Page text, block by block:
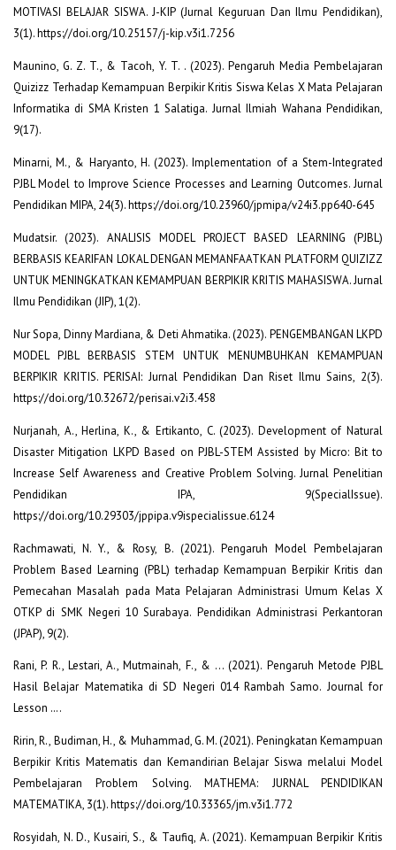
MOTIVASI BELAJAR SISWA. J-KIP (Jurnal Keguruan Dan Ilmu Pendidikan),
3(1). https://doi.org/10.25157/j-kip.v3i1.7256
Maunino, G. Z. T., & Tacoh, Y. T. . (2023). Pengaruh Media Pembelajaran
Quizizz Terhadap Kemampuan Berpikir Kritis Siswa Kelas X Mata Pelajaran
Informatika di SMA Kristen 1 Salatiga. Jurnal Ilmiah Wahana Pendidikan,
9(17).
Minarni, M., & Haryanto, H. (2023). Implementation of a Stem-Integrated
PJBL Model to Improve Science Processes and Learning Outcomes. Jurnal
Pendidikan MIPA, 24(3). https://doi.org/10.23960/jpmipa/v24i3.pp640-645
Mudatsir. (2023). ANALISIS MODEL PROJECT BASED LEARNING (PJBL)
BERBASIS KEARIFAN LOKAL DENGAN MEMANFAATKAN PLATFORM QUIZIZZ
UNTUK MENINGKATKAN KEMAMPUAN BERPIKIR KRITIS MAHASISWA. Jurnal
Ilmu Pendidikan (JIP), 1(2).
Nur Sopa, Dinny Mardiana, & Deti Ahmatika. (2023). PENGEMBANGAN LKPD
MODEL PJBL BERBASIS STEM UNTUK MENUMBUHKAN KEMAMPUAN
BERPIKIR KRITIS. PERISAI: Jurnal Pendidikan Dan Riset Ilmu Sains, 2(3).
https://doi.org/10.32672/perisai.v2i3.458
Nurjanah, A., Herlina, K., & Ertikanto, C. (2023). Development of Natural
Disaster Mitigation LKPD Based on PJBL-STEM Assisted by Micro: Bit to
Increase Self Awareness and Creative Problem Solving. Jurnal Penelitian
Pendidikan IPA, 9(SpecialIssue).
https://doi.org/10.29303/jppipa.v9ispecialissue.6124
Rachmawati, N. Y., & Rosy, B. (2021). Pengaruh Model Pembelajaran
Problem Based Learning (PBL) terhadap Kemampuan Berpikir Kritis dan
Pemecahan Masalah pada Mata Pelajaran Administrasi Umum Kelas X
OTKP di SMK Negeri 10 Surabaya. Pendidikan Administrasi Perkantoran
(JPAP), 9(2).
Rani, P. R., Lestari, A., Mutmainah, F., & ... (2021). Pengaruh Metode PJBL
Hasil Belajar Matematika di SD Negeri 014 Rambah Samo. Journal for
Lesson ….
Ririn, R., Budiman, H., & Muhammad, G. M. (2021). Peningkatan Kemampuan
Berpikir Kritis Matematis dan Kemandirian Belajar Siswa melalui Model
Pembelajaran Problem Solving. MATHEMA: JURNAL PENDIDIKAN
MATEMATIKA, 3(1). https://doi.org/10.33365/jm.v3i1.772
Rosyidah, N. D., Kusairi, S., & Taufiq, A. (2021). Kemampuan Berpikir Kritis